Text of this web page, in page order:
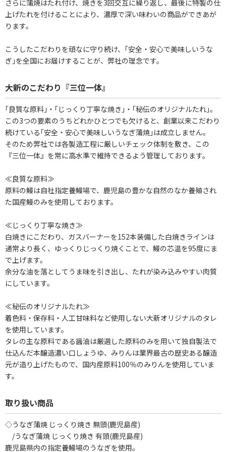
さらに蒲焼はたれ付け、焼きを3回交互に繰り返し、最後に特製の仕
上げたれを付けることにより、濃厚で深い味わいの商品ができあが
ります。
こうしたこだわりを頑なに守り続け、｢安全・安心で美味しいうな
ぎ｣を全国にお届けすることが、弊社の理念です。
大新のこだわり『三位一体』
｢良質な原料｣・｢じっくり丁寧な焼き｣・｢秘伝のオリジナルたれ｣。
この3つの要素のうちどれかひとつでも欠けると、創業以来こだわり
続けている｢安全・安心で美味しいうなぎ蒲焼｣は成立しません。
そのため弊社では各製造工程に厳しいチェック体制を敷き、この
『三位一体』を常に高水準で維持できるよう管理しております。
≪良質な原料≫
原料の鰻は自社指定養鰻場で、鹿児島の豊かな自然のなか養殖され
た国産鰻のみを使用しております。
≪じっくり丁寧な焼き≫
白焼きにこだわり、ガスバーナーを152本装備した白焼きラインは
通常より長く、ゆっくりじっくり焼くことで、鰻の芯温を95度にま
で上げます。
余分な油を落としてうま味を引き出し、たれが染み込みやすい肉質
にしています。
≪秘伝のオリジナルたれ≫
着色料・保存料・人工甘味料など使用しない大新オリジナルのタレ
を使用しています。
タレの主な原料である醤油は厳選した原料のみを用いて独自製法で
仕込んだ本醸造濃い口しょうゆ、みりんは業界最古の歴史ある醸造
元が造り上げたもので、国内産原料100％のみりんを使用していま
す。
取り扱い商品
◇うなぎ蒲焼 じっくり焼き 無頭(鹿児島産)
/うなぎ蒲焼 じっくり焼き 有頭(鹿児島産)
鹿児島県内の指定養鰻場のうなぎを使用。